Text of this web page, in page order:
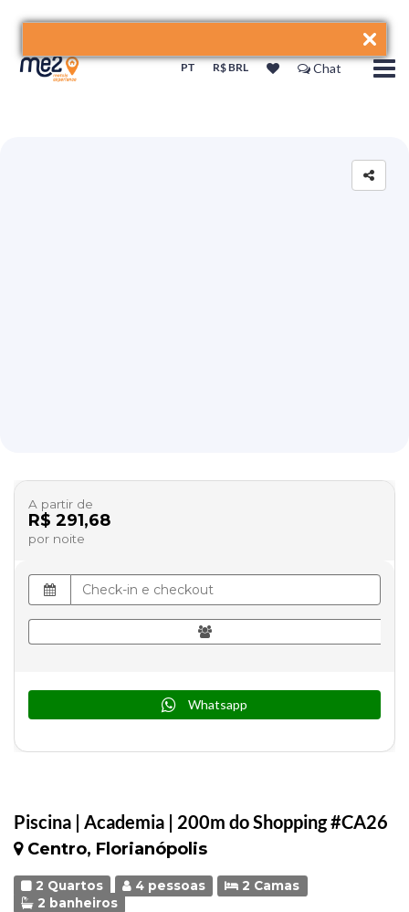
PT R$ BRL Chat
Piscina | Academia | 200m do Shopping #CA26
Centro, Florianópolis
2 Quartos 4 pessoas
2 Camas
2 banheiros
A partir de
R$ 291,68
por noite
Whatsapp